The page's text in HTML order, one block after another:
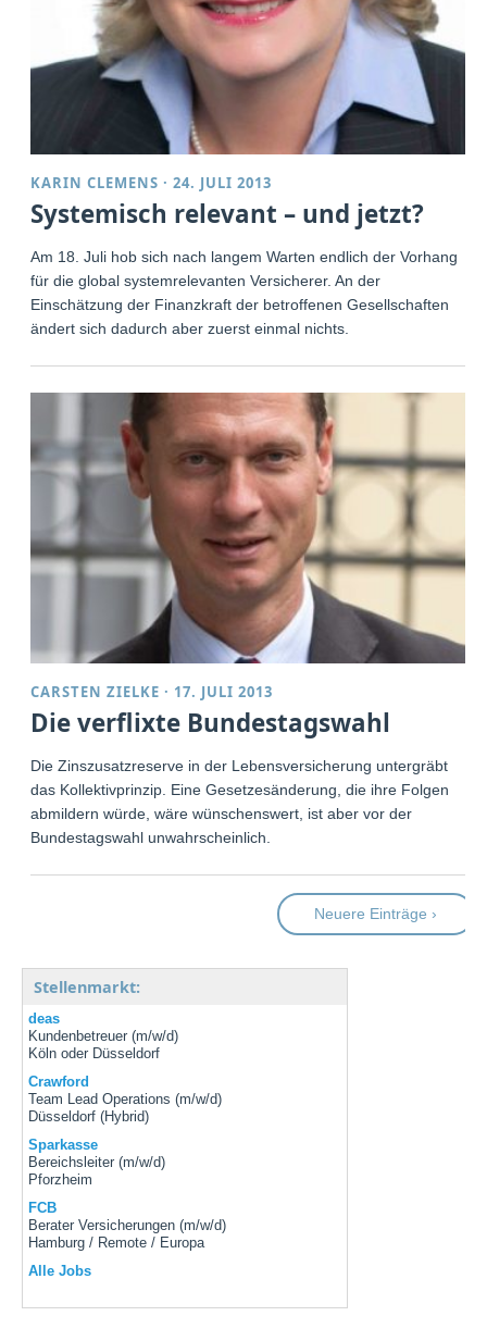
KARIN CLEMENS ·24. JULI 2013
Systemisch relevant – und jetzt?
Am 18. Juli hob sich nach langem Warten endlich der Vorhang
für die global systemrelevanten Versicherer. An der
Einschätzung der Finanzkraft der betroffenen Gesellschaften
ändert sich dadurch aber zuerst einmal nichts.
CARSTEN ZIELKE · 17. JULI 2013
Die verflixte Bundestagswahl
Die Zinszusatzreserve in der Lebensversicherung untergräbt
das Kollektivprinzip. Eine Gesetzesänderung, die ihre Folgen
abmildern würde, wäre wünschenswert, ist aber vor der
Bundestagswahl unwahrscheinlich.
Neuere Einträge ›
Stellenmarkt:
deas
Kundenbetreuer (m/w/d)
Köln oder Düsseldorf
Crawford
Team Lead Operations (m/w/d)
Düsseldorf (Hybrid)
Sparkasse
Bereichsleiter (m/w/d)
Pforzheim
FCB
Berater Versicherungen (m/w/d)
Hamburg / Remote / Europa
Alle Jobs